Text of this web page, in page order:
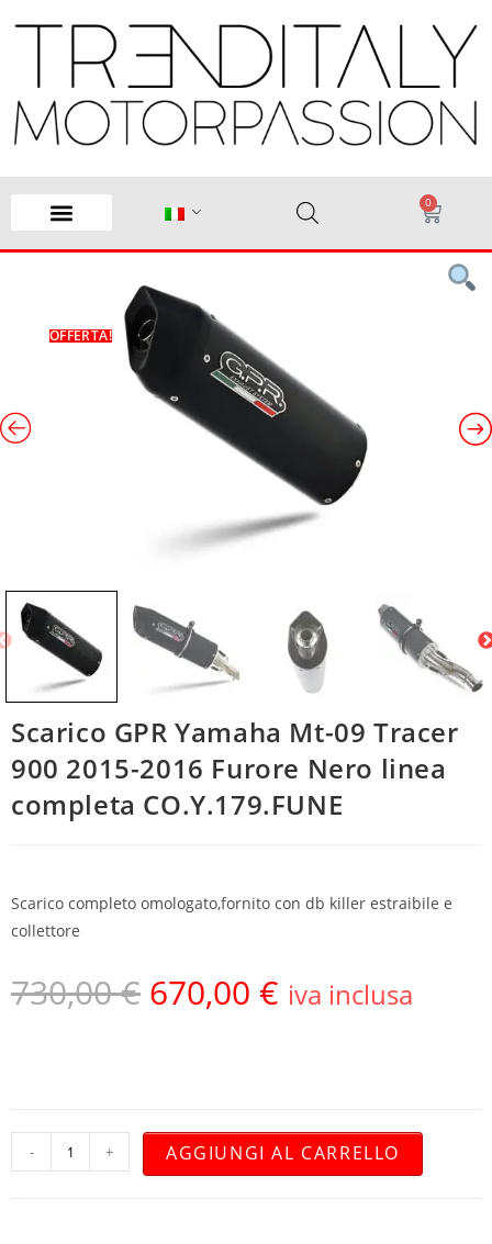
0
OFFERTA!
Scarico GPR Yamaha Mt-09 Tracer
900 2015-2016 Furore Nero linea
completa CO.Y.179.FUNE
Scarico completo omologato,fornito con db killer estraibile e
collettore
730,00€ 670,00 € iva inclusa
- + AGGIUNGI AL CARRELLO